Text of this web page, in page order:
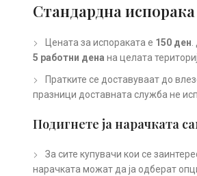
Стандардна испорака
Цената за испораката е 150 ден
5 работни дена на целата
Пратките се доставуваат до
празници доставната служба не
Подигнете ја нарачката
За сите купувачи кои се
нарачката можат да ја одберат